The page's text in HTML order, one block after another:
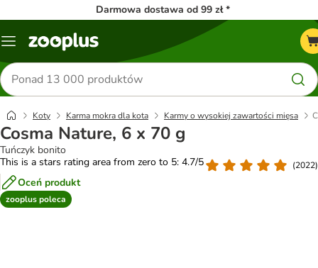
Darmowa dostawa od 99 zł *
Menu
Szukaj
produktów
Koty Karma mokra dla kota Karmy o wysokiej zawartości mięsa
Cosma Nature, 6 x 70 g
Tuńczyk bonito
This is a stars rating area from zero to 5: 4.7/5
(2022)
Oceń produkt
zooplus poleca